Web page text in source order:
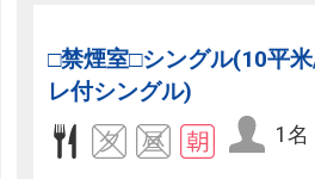
□禁煙室□シングル(10平
レ付シングル)
1名